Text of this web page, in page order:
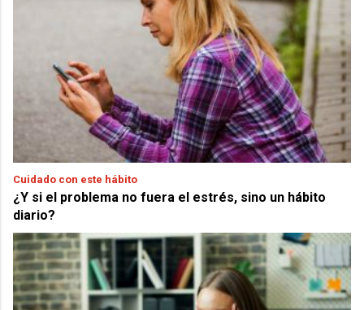
Cuidado con este hábito
¿Y si el problema no fuera el estrés, sino un hábito
diario?